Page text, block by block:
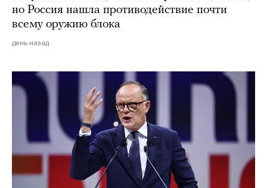
но Россия нашла противодействие почти
всему оружию блока
день назад